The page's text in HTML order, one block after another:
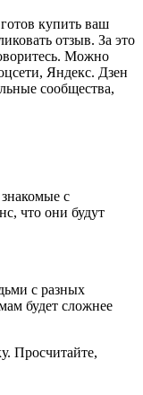
купить ваш
отзыв. За это
Можно
Яндекс. Дзен
сообщества,
с
что они будут
с разных
будет сложнее
Просчитайте,